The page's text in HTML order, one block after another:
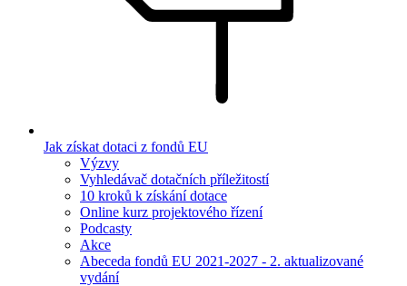
Jak získat dotaci z fondů EU
Výzvy
Vyhledávač dotačních příležitostí
10 kroků k získání dotace
Online kurz projektového řízení
Podcasty
Akce
Abeceda fondů EU 2021-2027 - 2. aktualizované
vydání